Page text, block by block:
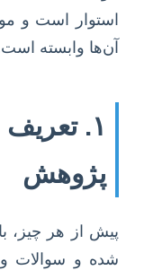
استوار است و
آن‌ها وابسته
۱.
پژوهش
پیش از هر چیز،
شده و سوالات